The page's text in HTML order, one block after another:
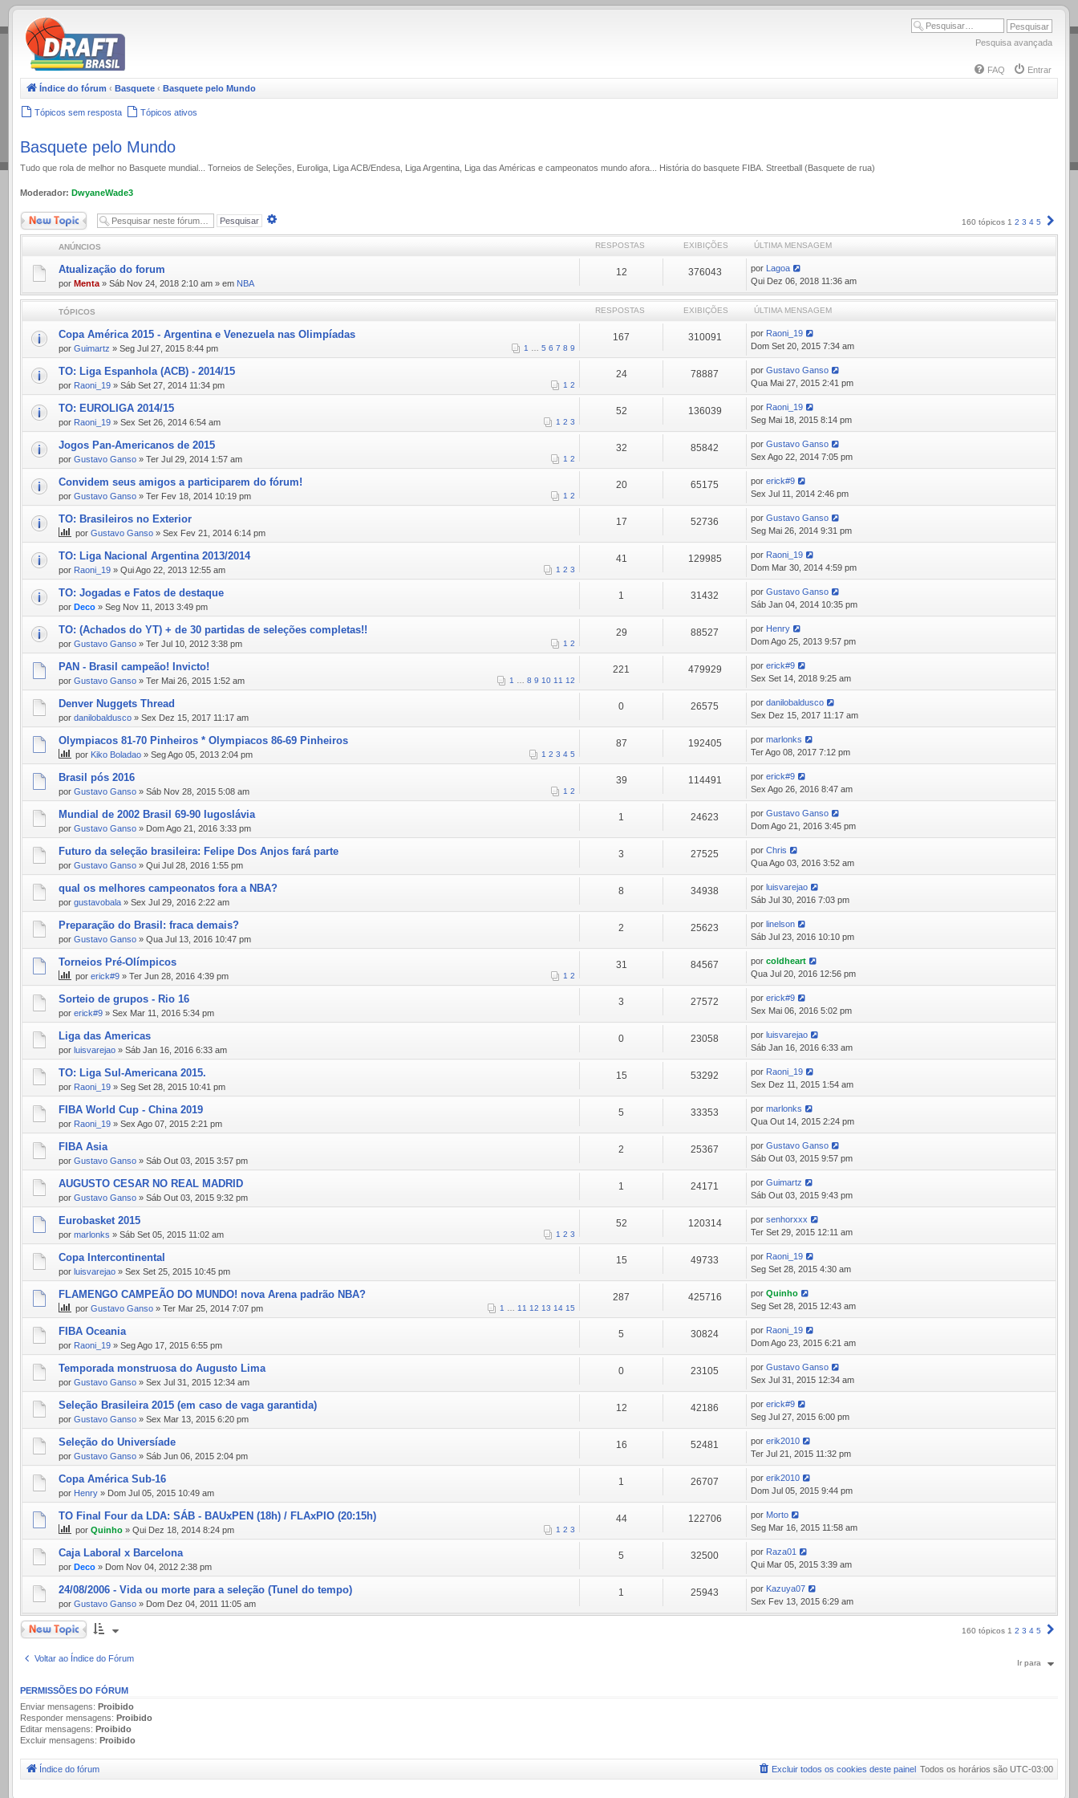
.
Pesquisa avançada
FAQ
Entrar
Índice do fórum ‹ Basquete ‹ Basquete pelo Mundo
Tópicos sem resposta Tópicos ativos
Basquete pelo Mundo
Tudo que rola de melhor no Basquete mundial... Torneios de Seleções, Euroliga, Liga ACB/Endesa, Liga Argentina, Liga das Américas e campeonatos mundo afora... História do basquete FIBA. Streetball (Basquete de rua)
Moderador: DwyaneWade3
Novo Tópico
160 tópicos 1 2 3 4 5
ANÚNCIOS RESPOSTAS EXIBIÇÕES ÚLTIMA MENSAGEM
Atualização do forum
por Menta » Sáb Nov 24, 2018 2:10 am » em NBA
12 376043 por Lagoa
Qui Dez 06, 2018 11:36 am
TÓPICOS RESPOSTAS EXIBIÇÕES ÚLTIMA MENSAGEM
Copa América 2015 - Argentina e Venezuela nas Olimpíadas
por Guimartz » Seg Jul 27, 2015 8:44 pm 1 5 6 7 8 9
167 310091 por Raoni_19
Dom Set 20, 2015 7:34 am
TO: Liga Espanhola (ACB) - 2014/15
por Raoni_19 » Sáb Set 27, 2014 11:34 pm 1 2
24 78887 porGustavo Ganso
Qua Mai 27, 2015 2:41 pm
TO: EUROLIGA 2014/15
por Raoni_19 » Sex Set 26, 2014 6:54 am 1 2 3
52 136039 por Raoni_19
Seg Mai 18, 2015 8:14 pm
Jogos Pan-Americanos de 2015
por Gustavo Ganso » Ter Jul 29, 2014 1:57 am 1 2
32 85842 porGustavo Ganso
Sex Ago 22, 2014 7:05 pm
Convidem seus amigos a participarem do fórum!
por Gustavo Ganso » Ter Fev 18, 2014 10:19 pm 1 2
20 65175 porerick#9
Sex Jul 11, 2014 2:46 pm
TO: Brasileiros no Exterior
por Gustavo Ganso » Sex Fev 21, 2014 6:14 pm
17 52736 porGustavo Ganso
Seg Mai 26, 2014 9:31 pm
TO: Liga Nacional Argentina 2013/2014
por Raoni_19 » Qui Ago 22, 2013 12:55 am 1 2 3
41 129985 por Raoni_19
Dom Mar 30, 2014 4:59 pm
TO: Jogadas e Fatos de destaque
por Deco » Seg Nov 11, 2013 3:49 pm
1 31432 porGustavo Ganso
Sáb Jan 04, 2014 10:35 pm
TO: (Achados do YT) + de 30 partidas de seleções completas!!
por Gustavo Ganso » Ter Jul 10, 2012 3:38 pm 1 2
29 88527 por Henry
Dom Ago 25, 2013 9:57 pm
PAN - Brasil campeão! Invicto!
por Gustavo Ganso » Ter Mai 26, 2015 1:52 am 1 8 9 10 11 12
221 479929 porerick#9
Sex Set 14, 2018 9:25 am
Denver Nuggets Thread
por danilobaldusco » Sex Dez 15, 2017 11:17 am
0 26575 pordanilobaldusco
Sex Dez 15, 2017 11:17 am
Olympiacos 81-70 Pinheiros * Olympiacos 86-69 Pinheiros
por Kiko Boladao » Seg Ago 05, 2013 2:04 pm 1 2 3 4 5
87 192405 pormarlonks
Ter Ago 08, 2017 7:12 pm
Brasil pós 2016
por Gustavo Ganso » Sáb Nov 28, 2015 5:08 am 1 2
39 114491 porerick#9
Sex Ago 26, 2016 8:47 am
Mundial de 2002 Brasil 69-90 Iugoslávia
por Gustavo Ganso » Dom Ago 21, 2016 3:33 pm
1 24623 porGustavo Ganso
Dom Ago 21, 2016 3:45 pm
Futuro da seleção brasileira: Felipe Dos Anjos fará parte
por Gustavo Ganso » Qui Jul 28, 2016 1:55 pm
3 27525 porChris
Qua Ago 03, 2016 3:52 am
qual os melhores campeonatos fora a NBA?
por gustavobala » Sex Jul 29, 2016 2:22 am
8 34938 porluisvarejao
Sáb Jul 30, 2016 7:03 pm
Preparação do Brasil: fraca demais?
por Gustavo Ganso » Qua Jul 13, 2016 10:47 pm
2 25623 porlinelson
Sáb Jul 23, 2016 10:10 pm
Torneios Pré-Olímpicos
por erick#9 » Ter Jun 28, 2016 4:39 pm 1 2
31 84567 porcoldheart
Qua Jul 20, 2016 12:56 pm
Sorteio de grupos - Rio 16
por erick#9 » Sex Mar 11, 2016 5:34 pm
3 27572 porerick#9
Sex Mai 06, 2016 5:02 pm
Liga das Americas
por luisvarejao » Sáb Jan 16, 2016 6:33 am
0 23058 porluisvarejao
Sáb Jan 16, 2016 6:33 am
TO: Liga Sul-Americana 2015.
por Raoni_19 » Seg Set 28, 2015 10:41 pm
15 53292 por Raoni_19
Sex Dez 11, 2015 1:54 am
FIBA World Cup - China 2019
por Raoni_19 » Sex Ago 07, 2015 2:21 pm
5 33353 pormarlonks
Qua Out 14, 2015 2:24 pm
FIBA Asia
por Gustavo Ganso » Sáb Out 03, 2015 3:57 pm
2 25367 porGustavo Ganso
Sáb Out 03, 2015 9:57 pm
AUGUSTO CESAR NO REAL MADRID
por Gustavo Ganso » Sáb Out 03, 2015 9:32 pm
1 24171 porGuimartz
Sáb Out 03, 2015 9:43 pm
Eurobasket 2015
por marlonks » Sáb Set 05, 2015 11:02 am 1 2 3
52 120314 porsenhorxxx
Ter Set 29, 2015 12:11 am
Copa Intercontinental
por luisvarejao » Sex Set 25, 2015 10:45 pm
15 49733 por Raoni_19
Seg Set 28, 2015 4:30 am
FLAMENGO CAMPEÃO DO MUNDO! nova Arena padrão NBA?
por Gustavo Ganso » Ter Mar 25, 2014 7:07 pm 1 11 12 13 14 15
287 425716 porQuinho
Seg Set 28, 2015 12:43 am
FIBA Oceania
por Raoni_19 » Seg Ago 17, 2015 6:55 pm
5 30824 por Raoni_19
Dom Ago 23, 2015 6:21 am
Temporada monstruosa do Augusto Lima
por Gustavo Ganso » Sex Jul 31, 2015 12:34 am
0 23105 porGustavo Ganso
Sex Jul 31, 2015 12:34 am
Seleção Brasileira 2015 (em caso de vaga garantida)
por Gustavo Ganso » Sex Mar 13, 2015 6:20 pm
12 42186 porerick#9
Seg Jul 27, 2015 6:00 pm
Seleção do Universíade
por Gustavo Ganso » Sáb Jun 06, 2015 2:04 pm
16 52481 porerik2010
Ter Jul 21, 2015 11:32 pm
Copa América Sub-16
por Henry » Dom Jul 05, 2015 10:49 am
1 26707 porerik2010
Dom Jul 05, 2015 9:44 pm
TO Final Four da LDA: SÁB - BAUxPEN (18h) / FLAxPIO (20:15h)
por Quinho » Qui Dez 18, 2014 8:24 pm 1 2 3
44 122706 por Morto
Seg Mar 16, 2015 11:58 am
Caja Laboral x Barcelona
por Deco » Dom Nov 04, 2012 2:38 pm
5 32500 por Raza01
Qui Mar 05, 2015 3:39 am
24/08/2006 - Vida ou morte para a seleção (Tunel do tempo)
por Gustavo Ganso » Dom Dez 04, 2011 11:05 am
1 25943 por Kazuya07
Sex Fev 13, 2015 6:29 am
Novo Tópico
160 tópicos 1 2 3 4 5
Voltar ao Índice do Fórum Ir para
PERMISSÕES DO FÓRUM
Enviar mensagens: Proibido
Responder mensagens: Proibido
Editar mensagens: Proibido
Excluir mensagens: Proibido
Índice do fórum Todos os horários são UTC-03:00
Excluir todos os cookies deste painel